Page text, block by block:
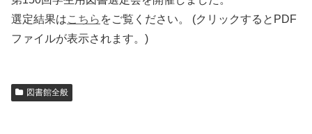
選定結果はこちら をご覧ください。 (クリックするとPDF
ファイルが表示されます。)
図書館全般